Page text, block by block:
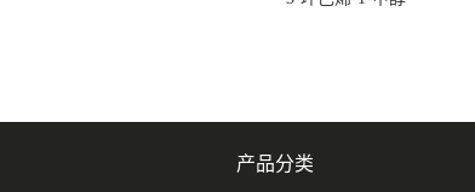
产品分类